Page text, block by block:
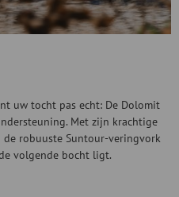
uw tocht pas echt: De Dolomit
Met zijn krachtige
de robuuste Suntour-veringvork
volgende bocht ligt.